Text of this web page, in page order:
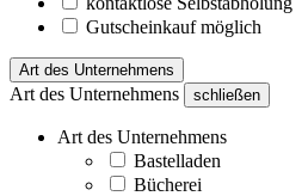
Gutscheinkauf möglich
Art des Unternehmens
Art des Unternehmens schließen
Art des Unternehmens
Bastelladen
Bücherei